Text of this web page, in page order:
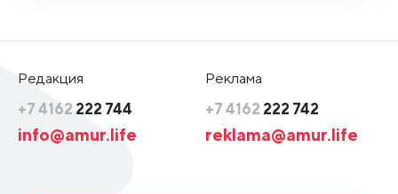
Редакция
+7 4162 222 744
info@amur.life
Реклама
+7 4162 222 742
reklama@amur.life